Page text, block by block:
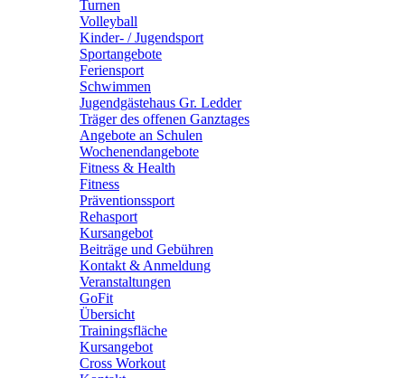
Turnen
Volleyball
Kinder- / Jugendsport
Sportangebote
Feriensport
Schwimmen
Jugendgästehaus Gr. Ledder
Träger des offenen Ganztages
Angebote an Schulen
Wochenendangebote
Fitness & Health
Fitness
Präventionssport
Rehasport
Kursangebot
Beiträge und Gebühren
Kontakt & Anmeldung
Veranstaltungen
GoFit
Übersicht
Trainingsfläche
Kursangebot
Cross Workout